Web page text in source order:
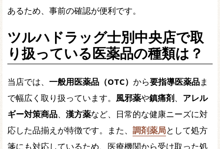
あるため、事前の確認が便利です。
ツルハドラッグ士別中央店で取
り扱っている医薬品の種類は？
当店では、 一般用医薬品（OTC） から要指導医薬品ま
で幅広く取り扱っています。 風邪薬や鎮痛剤 、 アレル
ギー対策商品、 漢方薬など、日常的な健康ニーズに対
応した品揃えが特徴です。また、 調剤薬局として処方
箋にも対応しているため、医療機関から受け取った処